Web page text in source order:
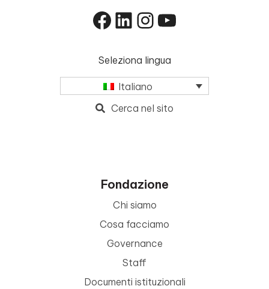
Facebook
LinkedIn
Instagram
YouTube
Seleziona lingua
Italiano
Cerca nel sito
Fondazione
Chi siamo
Cosa facciamo
Governance
Staff
Documenti istituzionali